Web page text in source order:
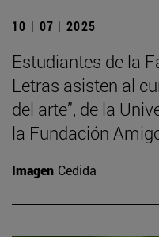
10 | 07 | 2025
Estudiantes de la
Letras asisten al
del arte”, de la
la Fundación
Imagen Cedida